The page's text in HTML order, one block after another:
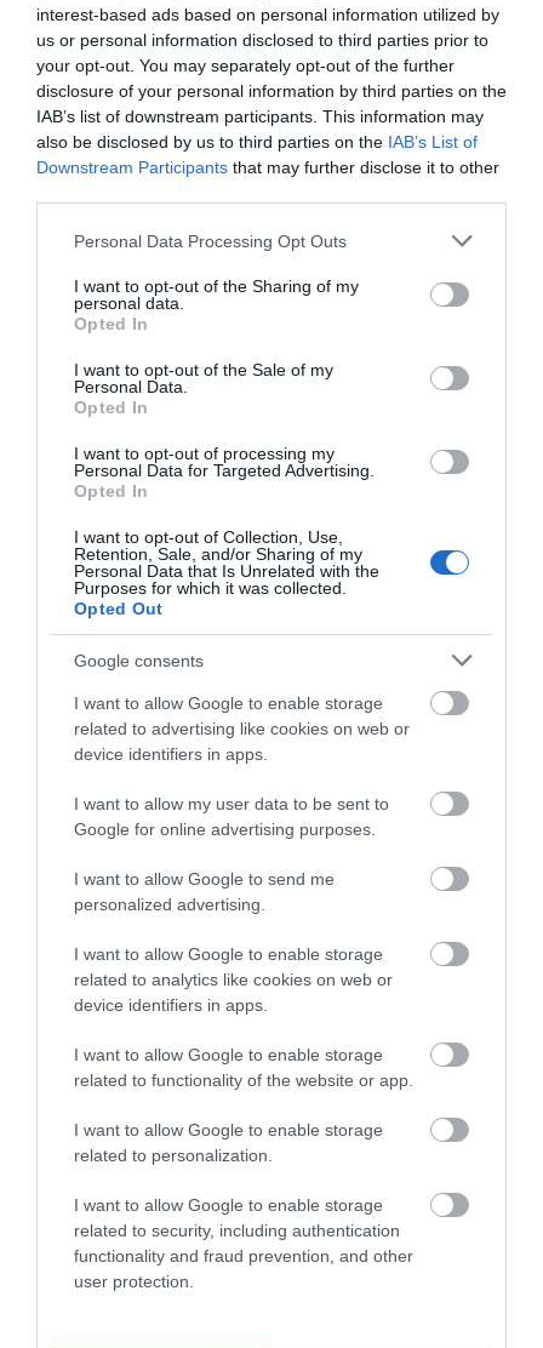
interest-based ads based on personal information utilized by
us or personal information disclosed to third parties prior to
your opt-out. You may separately opt-out of the further
disclosure of your personal information by third parties on the
IAB’s list of downstream participants. This information may
also be disclosed by us to third parties on the IAB’s List of
Downstream Participants that may further disclose it to other
Please note that this website/app uses one or more Google
not limited to your visit or usage behaviour. You may click to
grant or deny consent to Google and its third-party tags to
use your data for below specified purposes in below Google
consent section.
Personal Data Processing Opt Outs
I want to opt-out of the Sharing of my
personal data.
Opted In
I want to opt-out of the Sale of my
Personal Data.
Opted In
I want to opt-out of processing my
Personal Data for Targeted Advertising.
Opted In
I want to opt-out of Collection, Use,
Retention, Sale, and/or Sharing of my
Personal Data that Is Unrelated with the
Purposes for which it was collected.
Opted Out
Google consents
I want to allow Google to enable storage
related to advertising like cookies on web or
device identifiers in apps.
I want to allow my user data to be sent to
Google for online advertising purposes.
I want to allow Google to send me
personalized advertising.
I want to allow Google to enable storage
related to analytics like cookies on web or
device identifiers in apps.
I want to allow Google to enable storage
related to functionality of the website or app.
I want to allow Google to enable storage
related to personalization.
I want to allow Google to enable storage
related to security, including authentication
functionality and fraud prevention, and other
user protection.
08.08.2026 | 15:00
Όμιλος ΔΕΗ: Νέα συμφωνία για
χαρτοφυλάκιο έργων ΑΠΕ
08.08.2026 | 14:40
του καλοκαιριού στην Εύβοια
Μοναστήρι της Εύβοιας!
08.08.2026 | 14:00
Έξοδος Αυγούστου: Οι Αθηναίοι
«ψηφίζουν» Εύβοια για τις
08.08.2026 | 13:40
Άρχισε τις διακοπές ο
Μητσοτάκης: Φαγητό
και κρασί σε γνωστό
στέκι
Κρίση στο κόμμα
Καρυστιανού: Δύο
ακόμη στελέχη
αποχωρούν
αποφάσεων
Κωνσταντοπούλου από
τη Βοιωτία: Αυτό που
ατύχημα, είναι
έγκλημα διαρκές και
συνεχιζόμενο
Στην ΑΑΔΕ ο